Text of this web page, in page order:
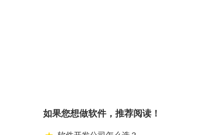
如果您想做软件，推荐阅读！